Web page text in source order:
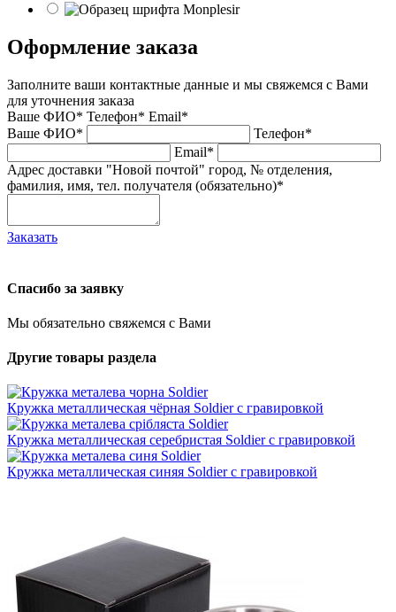
Оформление заказа
Заполните ваши контактные данные и мы свяжемся с Вами
для уточнения заказа
Ваше ФИО* Телефон* Email*
Ваше ФИО*
Телефон*
Email*
Адрес доставки "Новой почтой" город, № отделения,
фамилия, имя, тел. получателя (обязательно)*
Заказать
Спасибо за заявку
Мы обязательно свяжемся с Вами
Другие товары раздела
Кружка металлическая чёрная Soldier с гравировкой
Кружка металлическая серебристая Soldier с гравировкой
Кружка металлическая синяя Soldier с гравировкой